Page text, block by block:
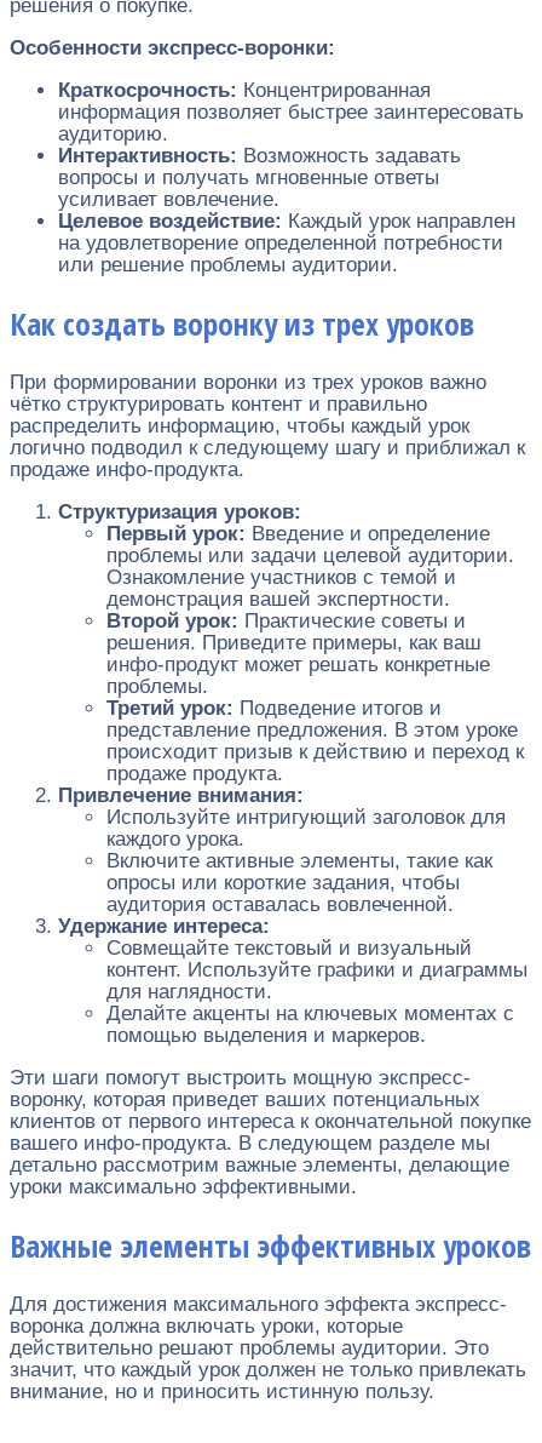
решения о покупке.
Особенности экспресс-воронки:
Краткосрочность: Концентрированная
информация позволяет быстрее заинтересовать
аудиторию.
Интерактивность: Возможность задавать
вопросы и получать мгновенные ответы
усиливает вовлечение.
Целевое воздействие: Каждый урок направлен
на удовлетворение определенной потребности
или решение проблемы аудитории.
Как создать воронку из трех уроков
При формировании воронки из трех уроков важно
чётко структурировать контент и правильно
распределить информацию, чтобы каждый урок
логично подводил к следующему шагу и приближал к
продаже инфо-продукта.
Структуризация уроков:
Первый урок: Введение и определение
проблемы или задачи целевой аудитории.
Ознакомление участников с темой и
демонстрация вашей экспертности.
Второй урок: Практические советы и
решения. Приведите примеры, как ваш
инфо-продукт может решать конкретные
проблемы.
Третий урок: Подведение итогов и
представление предложения. В этом уроке
происходит призыв к действию и переход к
продаже продукта.
Привлечение внимания:
Используйте интригующий заголовок для
каждого урока.
Включите активные элементы, такие как
опросы или короткие задания, чтобы
аудитория оставалась вовлеченной.
Удержание интереса:
Совмещайте текстовый и визуальный
контент. Используйте графики и диаграммы
для наглядности.
Делайте акценты на ключевых моментах с
помощью выделения и маркеров.
Эти шаги помогут выстроить мощную экспресс-
воронку, которая приведет ваших потенциальных
клиентов от первого интереса к окончательной покупке
вашего инфо-продукта. В следующем разделе мы
детально рассмотрим важные элементы, делающие
уроки максимально эффективными.
Важные элементы эффективных уроков
Для достижения максимального эффекта экспресс-
воронка должна включать уроки, которые
действительно решают проблемы аудитории. Это
значит, что каждый урок должен не только привлекать
внимание, но и приносить истинную пользу.